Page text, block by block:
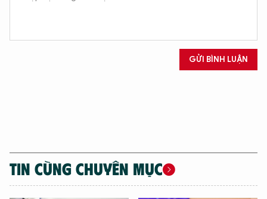
GỬI BÌNH LUẬN
TIN CÙNG CHUYÊN MỤC